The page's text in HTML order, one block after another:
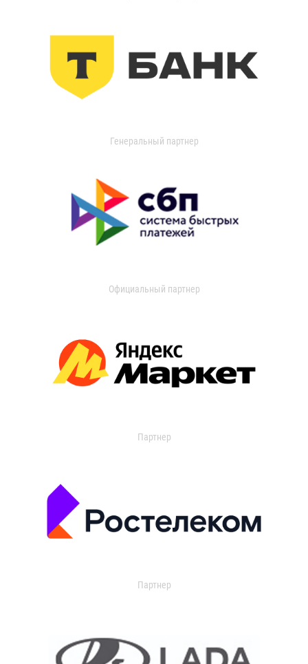
Генеральный партнер
Официальный партнер
Партнер
Партнер